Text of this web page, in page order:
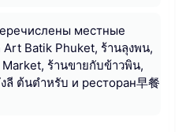
местные
Art Batik Phuket, ร้านลุงพน,
ร้านขายกับข้าวพิน,
ลี ต้นตำหรับ и ресторан早餐